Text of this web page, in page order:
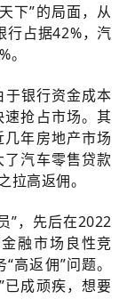
下”的局面，从
行占据42%，汽
于银行资金成本
速抢占市场。其
年房地产市场
了汽车零售贷款
拉高返佣。
”，先后在2022
融市场良性竞
高返佣”问题。
成顽疾，想要